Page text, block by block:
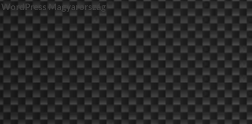
WordPress Magyarország